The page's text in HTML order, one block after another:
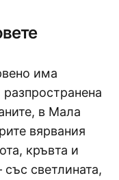
има
в Мала
вярвания
кръвта и
светлината,